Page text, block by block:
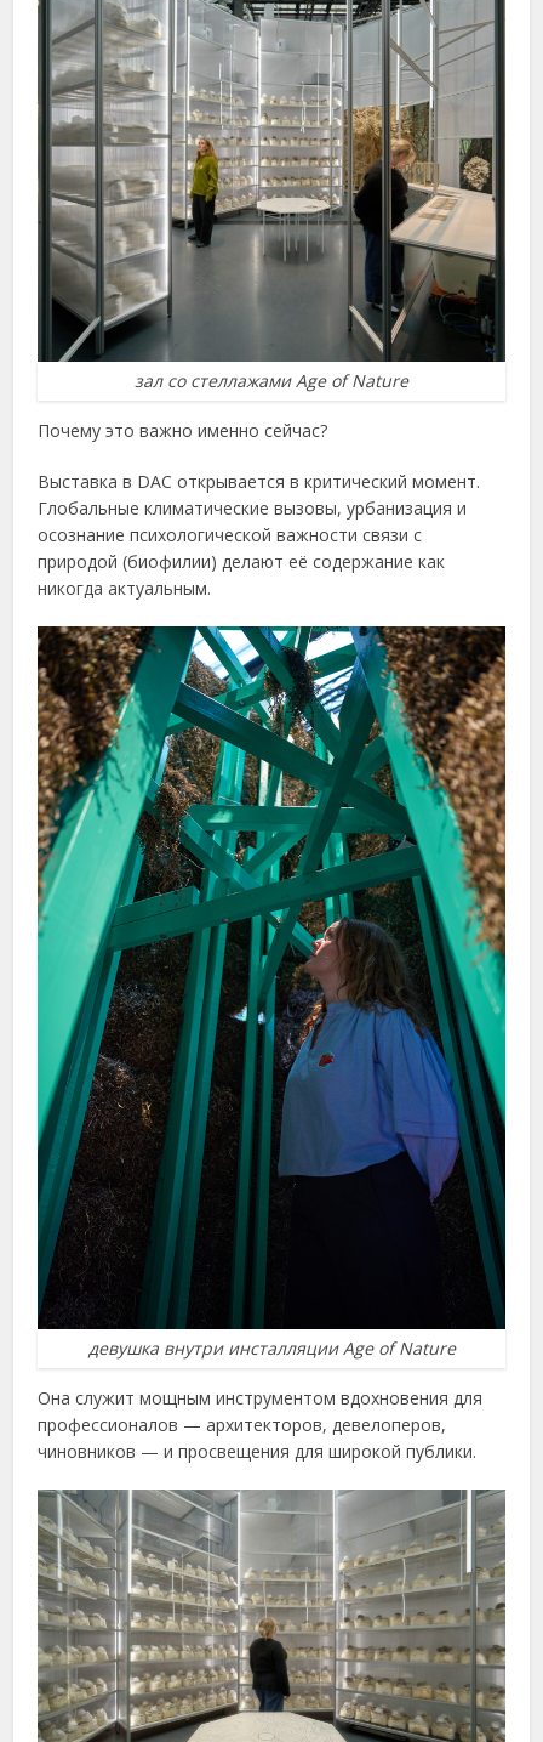
зал со стеллажами Age of Nature
Почему это важно именно сейчас?
Выставка в DAC открывается в критический момент.
Глобальные климатические вызовы, урбанизация и
осознание психологической важности связи с
природой (биофилии) делают её содержание как
никогда актуальным.
девушка внутри инсталляции Age of Nature
Она служит мощным инструментом вдохновения для
профессионалов — архитекторов, девелоперов,
чиновников — и просвещения для широкой публики.